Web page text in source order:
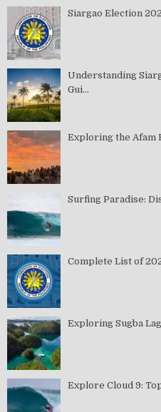
Siargao Election
Understanding
Gui...
Exploring the Afam
Surfing Paradise:
Complete List of
Exploring Sugba
Explore Cloud 9: